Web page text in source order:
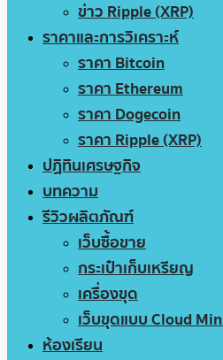
ข่าว Ripple (XRP)
ราคาและการวิเคราะห์
ราคา Bitcoin
ราคา Ethereum
ราคา Dogecoin
ราคา Ripple (XRP)
ปฏิทินเศรษฐกิจ
บทความ
รีวิวผลิตภัณฑ์
เว็บซื้อขาย
กระเป๋าเก็บเหรียญ
เครื่องขุด
เว็บขุดแบบ Cloud
ห้องเรียน